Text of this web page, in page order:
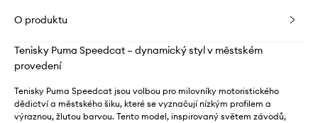
O produktu
Tenisky Puma Speedcat – dynamický styl v městském
provedení
Tenisky Puma Speedcat jsou volbou pro milovníky motoristického
dědictví a městského šiku, které se vyznačují nízkým profilem a
výraznou, žlutou barvou. Tento model, inspirovaný světem závodů,